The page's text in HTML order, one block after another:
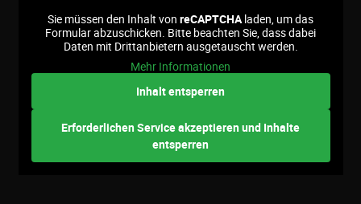
Sie müssen den Inhalt von reCAPTCHAladen, um das
Formular abzuschicken. Bitte beachten Sie, dass dabei
Daten mit Drittanbietern ausgetauscht werden.
Mehr Informationen
Inhalt entsperren
Erforderlichen Service akzeptieren und Inhalte
entsperren